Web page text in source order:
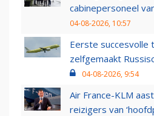
cabinepersoneel
04-08-2026, 10:57
Eerste succesvolle
zelfgemaakt
04-08-2026, 9:54
Air France-KLM
reizigers van